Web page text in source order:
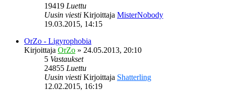
19419 Luettu
Uusin viesti Kirjoittaja MisterNobody
19.03.2015, 14:15
OrZo - Ligyrophobia
Kirjoittaja OrZo » 24.05.2013, 20:10
5 Vastaukset
24855 Luettu
Uusin viesti Kirjoittaja Shatterling
12.02.2015, 16:19